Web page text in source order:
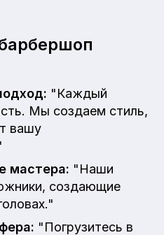
"Каждый
Мы создаем стиль,
вашу
мастера: "Наши
создающие
"Погрузитесь в